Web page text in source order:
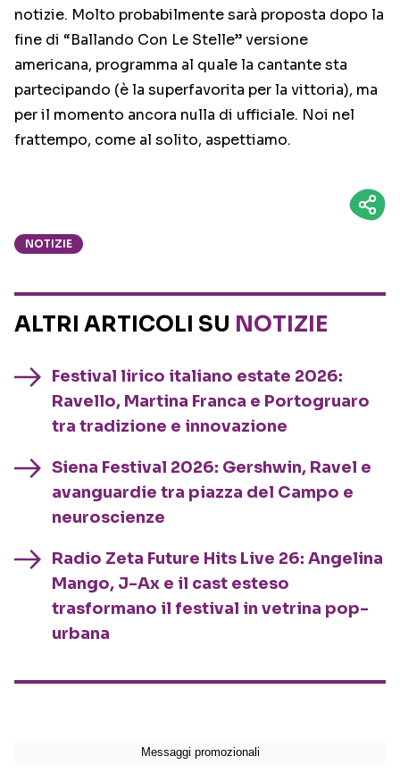
notizie. Molto probabilmente sarà proposta dopo la
fine di “Ballando Con Le Stelle” versione
americana, programma al quale la cantante sta
partecipando (è la superfavorita per la vittoria), ma
per il momento ancora nulla di ufficiale. Noi nel
frattempo, come al solito, aspettiamo.
NOTIZIE
ALTRI ARTICOLI SU NOTIZIE
Festival lirico italiano estate 2026:
Ravello, Martina Franca e Portogruaro
tra tradizione e innovazione
Siena Festival 2026: Gershwin, Ravel e
avanguardie tra piazza del Campo e
neuroscienze
Radio Zeta Future Hits Live 26: Angelina
Mango, J-Ax e il cast esteso
trasformano il festival in vetrina pop-
urbana